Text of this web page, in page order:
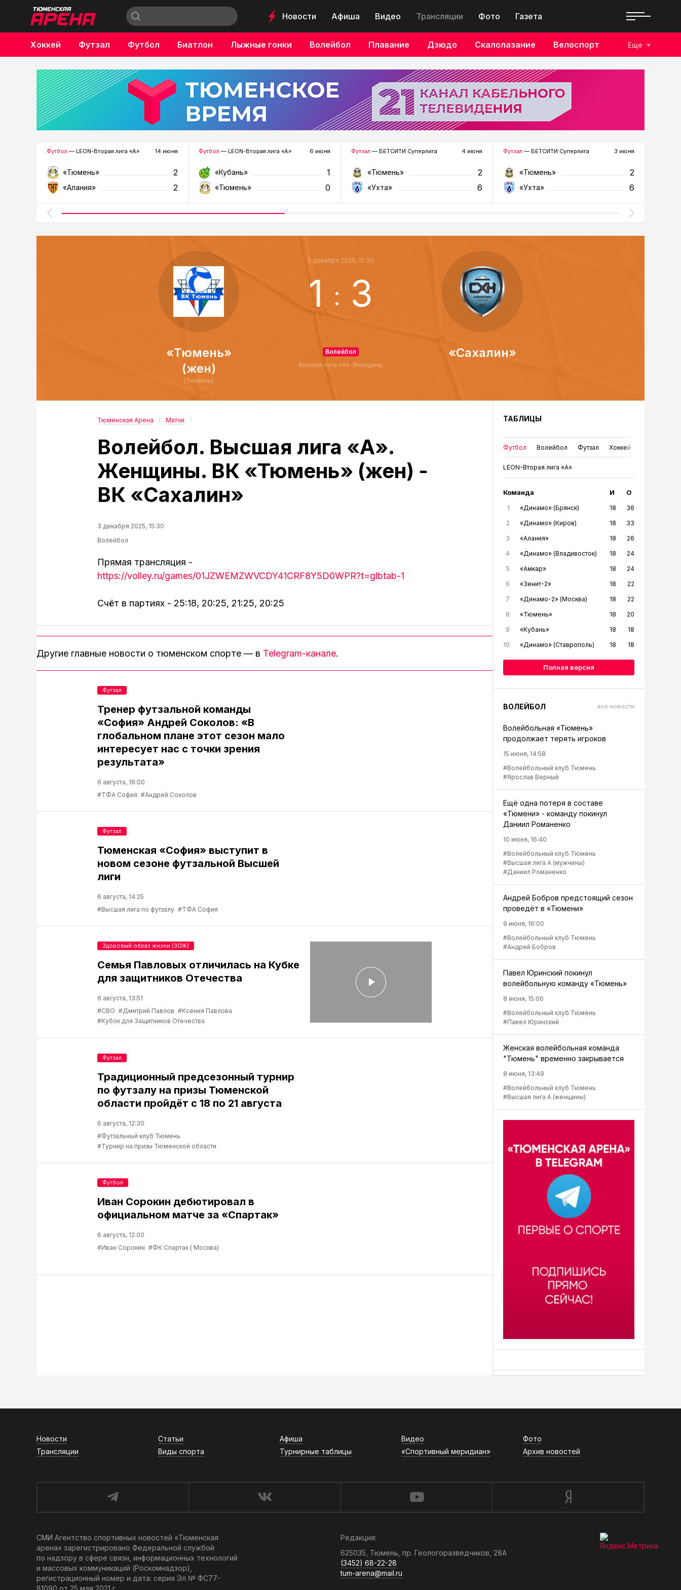
Новости Афиша Видео Трансляции Фото Газета
Хоккей Футзал Футбол Биатлон Лыжные гонки Волейбол Плавание Дзюдо Скалолазание Велоспорт
Бокс
Еще
Футбол — LEON-Вторая лига «А» 14 июня
«Тюмень» 2
«Алания» 2
Футбол — LEON-Вторая лига «А» 6 июня
«Кубань» 1
«Тюмень» 0
Футзал — БЕТСИТИ Суперлига 4 июня
«Тюмень» 2
«Ухта» 6
Футзал — БЕТСИТИ Суперлига 3 июня
«Тюмень» 2
«Ухта» 6
«Тюмень»
(жен)
(Тюмень)
3 декабря 2025, 15:30
1 : 3
Волейбол
Высшая лига «А». Женщины
«Сахалин»
Тюменская Арена Матчи
Волейбол. Высшая лига «А».
Женщины. ВК «Тюмень» (жен) -
ВК «Сахалин»
3 декабря 2025, 15:30
Волейбол
Прямая трансляция -
https://volley.ru/games/01JZWEMZWVCDY41CRF8Y5D0WPR?t=glbtab-1
Счёт в партиях - 25:18, 20:25, 21:25, 20:25
Другие главные новости о тюменском спорте — в Telegram-канале.
Тренер футзальной команды
«София» Андрей Соколов: «В
глобальном плане этот сезон мало
интересует нас с точки зрения
результата»
6 августа, 16:00
#ТФА София #Андрей Соколов
Футзал
Тюменская «София» выступит в
новом сезоне футзальной Высшей
лиги
6 августа, 14:25
#Высшая лига по футзалу #ТФА София
Футзал
Семья Павловых отличилась на Кубке
для защитников Отечества
6 августа, 13:51
#СВО #Дмитрий Павлов #Ксения Павлова
#Кубок для Защитников Отечества
Здоровый образ жизни (ЗОЖ)
Традиционный предсезонный турнир
по футзалу на призы Тюменской
области пройдёт с 18 по 21 августа
6 августа, 12:30
#Футзальный клуб Тюмень
#Турнир на призы Тюменской области
Футзал
Иван Сорокин дебютировал в
официальном матче за «Спартак»
6 августа, 12:00
#Иван Сорокин #ФК Спартак ( Москва)
Футбол
ТАБЛИЦЫ
Футбол Волейбол Футзал Хоккей
LEON-Вторая лига «А»
Команда И О
1 «Динамо» (Брянск) 18
36
2
«Динамо» (Киров) 18
33
3
«Алания» 18
26
4
«Динамо» (Владивосток) 18
24
5
«Амкар» 18
24
6
«Зенит-2» 18
22
7
«Динамо-2» (Москва) 18
22
8
«Тюмень» 18
20
9
«Кубань» 18
18
10
«Динамо» (Ставрополь) 18 18
Полная версия
ВОЛЕЙБОЛ все новости
Волейбольная «Тюмень»
продолжает терять игроков
15 июня, 14:58
#Волейбольный клуб Тюмень
#Ярослав Верный
Ещё одна потеря в составе
«Тюмени» - команду покинул
Даниил Романенко
10 июня, 16:40
#Волейбольный клуб Тюмень
#Высшая лига А (мужчины)
#Даниил Романенко
Андрей Бобров предстоящий сезон
проведёт в «Тюмени»
9 июня, 16:00
#Волейбольный клуб Тюмень
#Андрей Бобров
Павел Юринский покинул
волейбольную команду «Тюмень»
8 июня, 15:06
#Волейбольный клуб Тюмень
#Павел Юринский
Женская волейбольная команда
"Тюмень" временно закрывается
8 июня, 13:49
#Волейбольный клуб Тюмень
#Высшая лига А (женщины)
Новости Статьи Афиша Видео
Фото
Трансляции
Виды спорта Турнирные таблицы «Спортивный меридиан» Архив новостей
СМИ Агентство спортивных новостей «Тюменская
арена» зарегистрировано Федеральной службой
по надзору в сфере связи, информационных технологий
и массовых коммуникаций (Роскомнадзор),
регистрационный номер и дата: серия Эл № ФС77-
81090 от 25 мая 2021 г.
Редакция:
625035, Тюмень, пр. Геологоразведчиков, 28А
(3452) 68-22-28
tum-arena@mail.ru